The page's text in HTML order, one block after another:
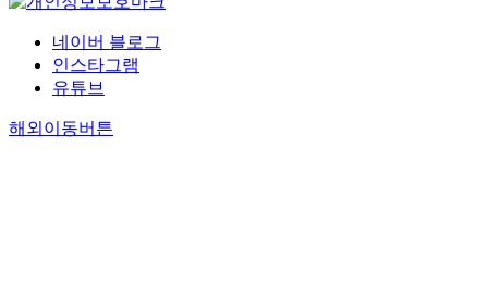
네이버 블로그
인스타그램
유튜브
해외이동버튼